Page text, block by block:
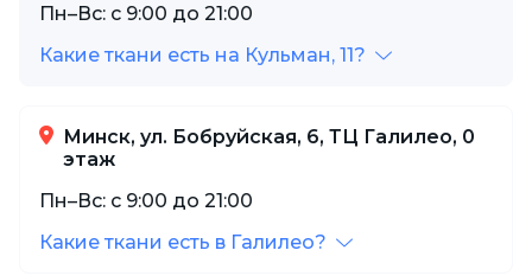
Пн–Вс: с 9:00 до 21:00
Какие ткани есть на Кульман, 11?
Минск, ул. Бобруйская, 6, ТЦ Галилео, 0
этаж
Пн–Вс: с 9:00 до 21:00
Какие ткани есть в Галилео?